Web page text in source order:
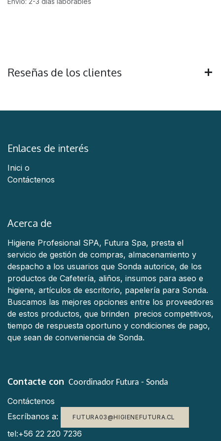
Reseñas de los clientes
Enlaces de interés
Inici o
Contáctenos
Acerca de
Higiene Profesional SPA, Futura Spa, presta el
servicio de gestión de compras, almacenamiento y
despacho a los usuarios que Sonda autorice, de los
productos de Cafetería, aliños, insumos para aseo e
higiene, artículos de escritorio, papelería para Sonda.
Buscamos las mejores opciones entre los proveedores
de estos productos, que brinden precios competitivos,
tiempo de respuesta oportuno y condiciones de pago,
que sean de conveniencia de Sonda.
Contacte con Coordinador Futura - Sonda
Contáctenos
Escríbanos a:
FUTURA03@HIGIENEFUTURA.CL
tel:+56 22 220 7236